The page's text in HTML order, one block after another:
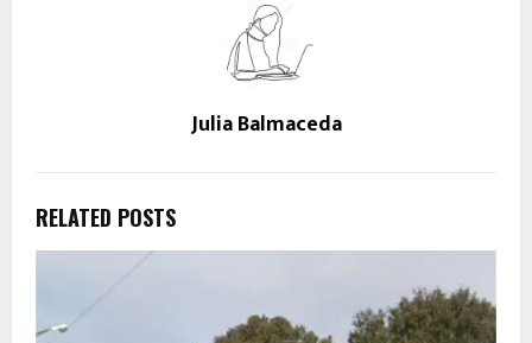
Julia Balmaceda
RELATED POSTS